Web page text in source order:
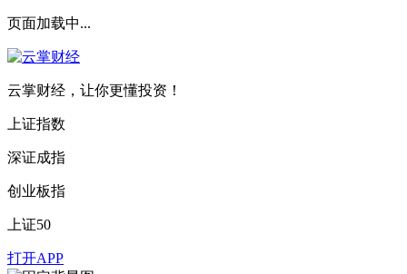
页面加载中...
云掌财经，让你更懂投资！
上证指数
深证成指
创业板指
上证50
打开APP